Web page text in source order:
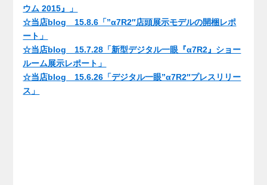
ウム 2015』」
☆当店blog 15.8.6「”α7R2″店頭展示モデルの開梱レポ
ート」
☆当店blog 15.7.28「新型デジタル一眼『α7R2』ショー
ルーム展示レポート」
☆当店blog 15.6.26「デジタル一眼”α7R2″プレスリリー
ス」